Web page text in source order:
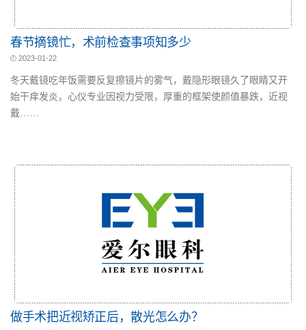
春节摘镜忙，术前检查事项知多少
2023-01-22
冬天戴镜吃年饭需要反复擦镜片的雾气，戴隐形眼镜久了眼睛又开
始干痒发炎，心仪专业因视力受限，厚重的框架使颜值暴跌，近视
戴……
做手术把近视矫正后，散光怎么办？